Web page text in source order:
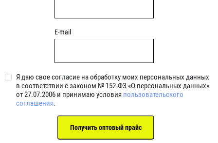
E-mail
Я даю свое согласие на обработку моих персональных данных
в соответствии с законом № 152-ФЗ «О персональных данных»
от 27.07.2006 и принимаю условия пользовательского
соглашения.